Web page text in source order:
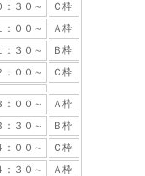
：３０～
Ｃ枠
：００～
Ａ枠
：３０～
Ｂ枠
：００～
Ｃ枠
：００～
Ａ枠
：３０～
Ｂ枠
：００～
Ｃ枠
：３０～
Ａ枠